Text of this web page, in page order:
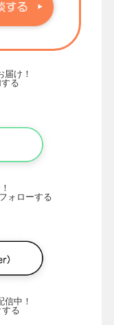
け！
る
ォローする
中！
る